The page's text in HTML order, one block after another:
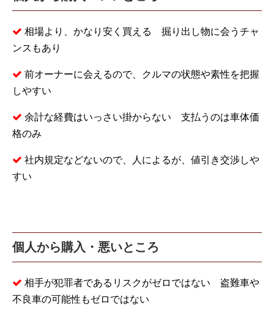
相場より、かなり安く買える 掘り出し物に会うチャ
ンスもあり
前オーナーに会えるので、クルマの状態や素性を把握
しやすい
余計な経費はいっさい掛からない 支払うのは車体価
格のみ
社内規定などないので、人によるが、値引き交渉しや
すい
個人から購入・悪いところ
相手が犯罪者であるリスクがゼロではない 盗難車や
不良車の可能性もゼロではない